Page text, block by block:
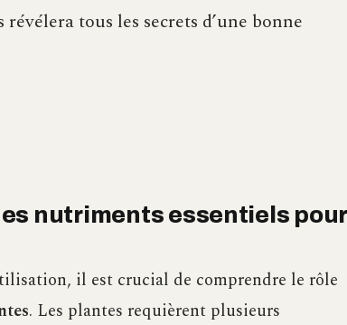
tous les secrets d’une bonne
nutriments essentiels pour
il est crucial de comprendre le rôle
. Les plantes requièrent plusieurs